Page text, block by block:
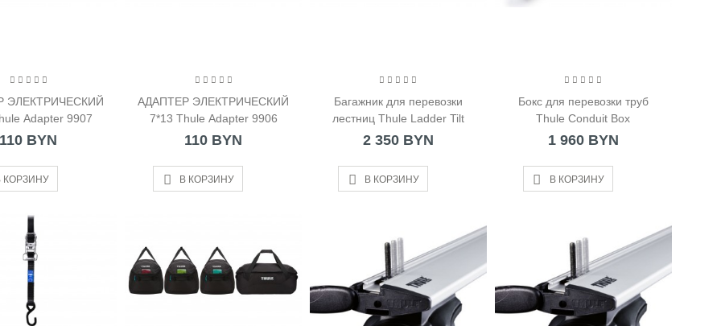
ЭЛЕКТРИЧЕСКИЙ
Adapter 9907
110 BYN
КОРЗИНУ
АДАПТЕР ЭЛЕКТРИЧЕСКИЙ
7*13 Thule Adapter 9906
110 BYN
В КОРЗИНУ
Багажник для перевозки
лестниц Thule Ladder Tilt
2 350 BYN
В КОРЗИНУ
Бокс для перевозки труб
Thule Conduit Box
1 960 BYN
В КОРЗИНУ